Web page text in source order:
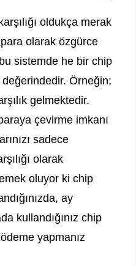
oldukça merak
olarak özgürce
sistemde he bir chip
değerindedir. Örneğin;
gelmektedir.
çevirme imkanı
sadece
olarak
oluyor ki chip
ay
kullandığınız chip
yapmanız